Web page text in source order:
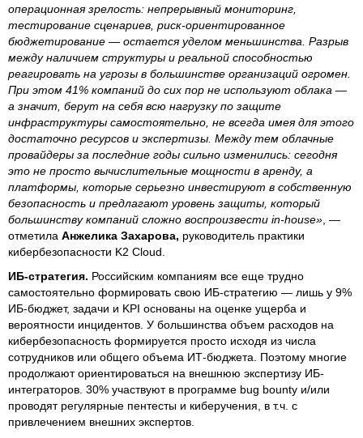
операционная зрелость: непрерывный мониторинг,
тестирование сценариев, риск-ориентированное
бюджетирование — остается уделом меньшинства. Разрыв
между наличием структуры и реальной способностью
реагировать на угрозы в большинстве организаций огромен.
При этом 41% компаний до сих пор не используют облака —
а значит, берут на себя всю нагрузку по защите
инфраструктуры самостоятельно, не всегда имея для этого
достаточно ресурсов и экспертизы. Между тем облачные
провайдеры за последние годы сильно изменились: сегодня
это не просто вычислительные мощности в аренду, а
платформы, которые серьезно инвестируют в собственную
безопасность и предлагают уровень защиты, который
большинству компаний сложно воспроизвести in-house» , —
отметила Анжелика Захарова, руководитель практики
кибербезопасности K2 Cloud.
ИБ-стратегия. Российским компаниям все еще трудно
самостоятельно формировать свою ИБ-стратегию — лишь у 9%
ИБ-бюджет, задачи и KPI основаны на оценке ущерба и
вероятности инцидентов. У большинства объем расходов на
кибербезопасность формируется просто исходя из числа
сотрудников или общего объема ИТ-бюджета. Поэтому многие
продолжают ориентироваться на внешнюю экспертизу ИБ-
интеграторов. 30% участвуют в программе bug bounty и/или
проводят регулярные пентесты и киберучения, в т.ч. с
привлечением внешних экспертов.